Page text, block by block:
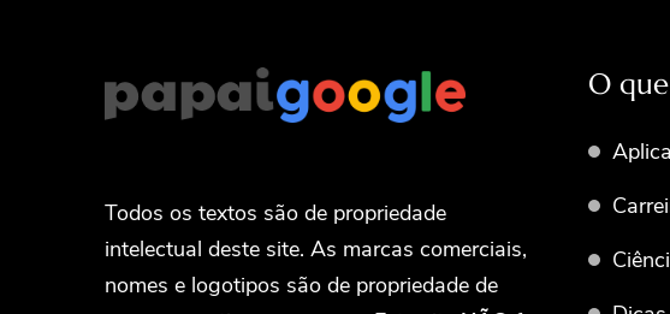
Todos os textos são de propriedade
intelectual deste site. As marcas comerciais,
nomes e logotipos são de propriedade de
O